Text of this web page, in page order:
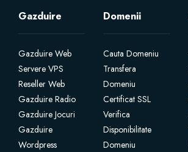
Licente cPanel WHM / WHMSonic
Servere Dedicate
Aplicatii Mobil
SSL Certificates
Gazduire
Gazduire Web
Servere VPS
Reseller Web
Gazduire Radio
Gazduire Jocuri
Gazduire
Wordpress
Domenii
Cauta Domeniu
Transfera
Domeniu
Certificat SSL
Verifica
Disponibilitate
Domeniu